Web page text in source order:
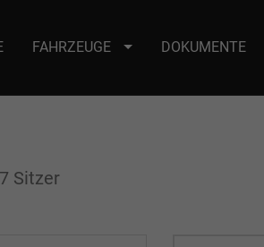
Host Name : selector2._domainkey
FAHRZEUGE DOKUMENTE
Sitzer